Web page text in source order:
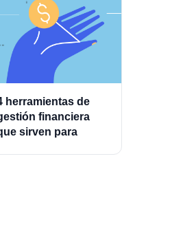
herramientas de
financiera
sirven para